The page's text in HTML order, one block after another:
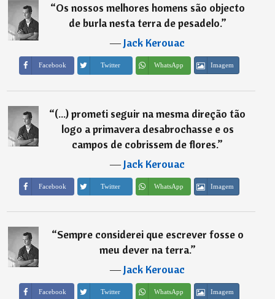
“Os nossos melhores homens são objecto
de burla nesta terra de pesadelo.”
―Jack Kerouac
Facebook Twitter WhatsApp Imagem
“(...) prometi seguir na mesma direção tão
logo a primavera desabrochasse e os
campos de cobrissem de flores.”
―Jack Kerouac
Facebook Twitter WhatsApp Imagem
“Sempre considerei que escrever fosse o
meu dever na terra.”
―Jack Kerouac
Facebook Twitter WhatsApp Imagem